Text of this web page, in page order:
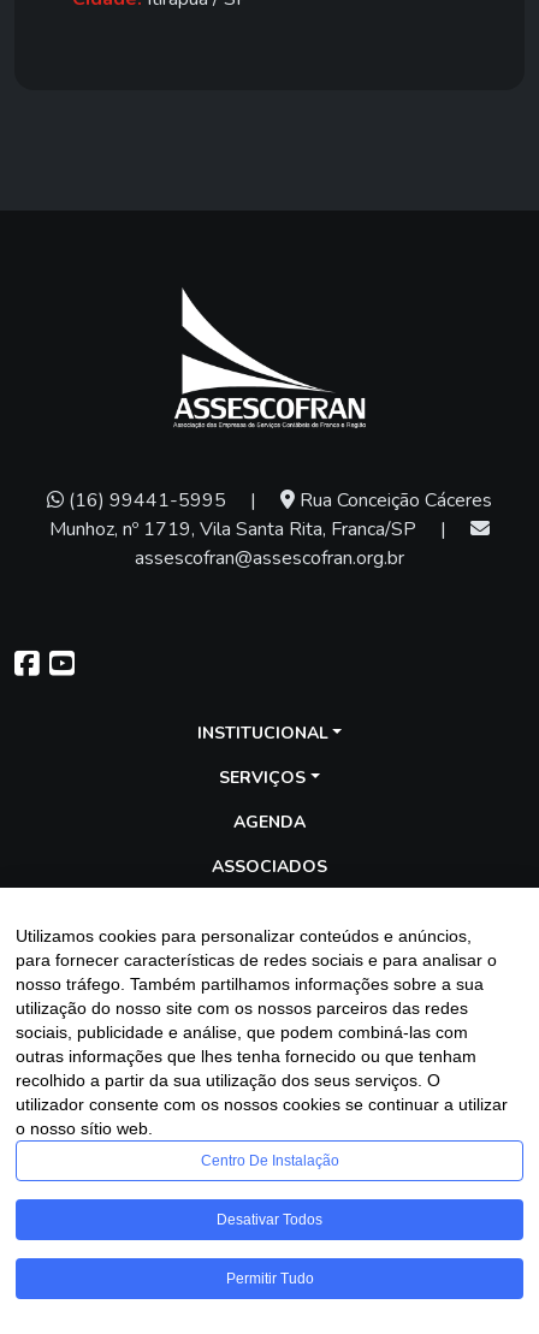
(16) 99441-5995 |
Rua Conceição Cáceres
Munhoz, nº 1719, Vila Santa Rita, Franca/SP
|
assescofran@assescofran.org.br
INSTITUCIONAL
SERVIÇOS
AGENDA
ASSOCIADOS
GALERIA
BLOG
Entre em contato
Assescofran
2025 - 2026 - Desenvolvido por
Política de Privacidade
Utilizamos cookies para personalizar conteúdos e anúncios,
para fornecer características de redes sociais e para analisar o
nosso tráfego. Também partilhamos informações sobre a sua
utilização do nosso site com os nossos parceiros das redes
sociais, publicidade e análise, que podem combiná-las com
outras informações que lhes tenha fornecido ou que tenham
recolhido a partir da sua utilização dos seus serviços. O
utilizador consente com os nossos cookies se continuar a utilizar
o nosso sítio web.
Centro De Instalação
Desativar Todos
Permitir Tudo